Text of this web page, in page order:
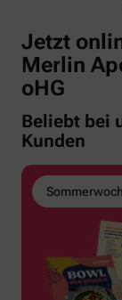
Jetzt
Merlin
oHG
Beliebt bei
Kunden